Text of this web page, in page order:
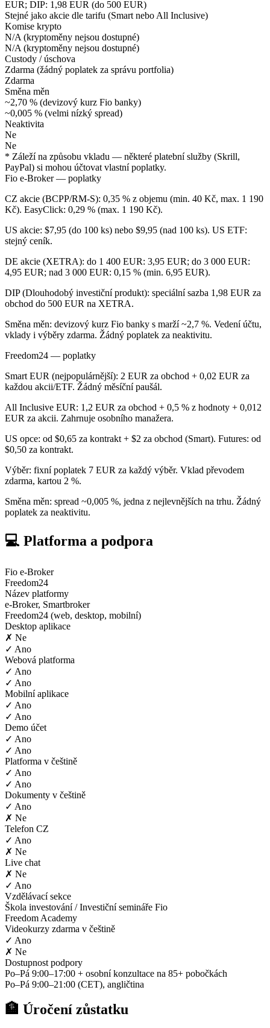
EUR; DIP: 1,98 EUR (do 500 EUR)
Stejné jako akcie dle tarifu (Smart nebo All Inclusive)
Komise krypto
N/A (kryptoměny nejsou dostupné)
N/A (kryptoměny nejsou dostupné)
Custody / úschova
Zdarma (žádný poplatek za správu portfolia)
Zdarma
Směna měn
~2,70 % (devizový kurz Fio banky)
~0,005 % (velmi nízký spread)
Neaktivita
Ne
Ne
* Záleží na způsobu vkladu — některé platební služby (Skrill,
PayPal) si mohou účtovat vlastní poplatky.
Fio e-Broker — poplatky
CZ akcie (BCPP/RM-S): 0,35 % z objemu (min. 40 Kč, max. 1 190
Kč). EasyClick: 0,29 % (max. 1 190 Kč).
US akcie: $7,95 (do 100 ks) nebo $9,95 (nad 100 ks). US ETF:
stejný ceník.
DE akcie (XETRA): do 1 400 EUR: 3,95 EUR; do 3 000 EUR:
4,95 EUR; nad 3 000 EUR: 0,15 % (min. 6,95 EUR).
DIP (Dlouhodobý investiční produkt): speciální sazba 1,98 EUR za
obchod do 500 EUR na XETRA.
Směna měn: devizový kurz Fio banky s marží ~2,7 %. Vedení účtu,
vklady i výběry zdarma. Žádný poplatek za neaktivitu.
Freedom24 — poplatky
Smart EUR (nejpopulárnější): 2 EUR za obchod + 0,02 EUR za
každou akcii/ETF. Žádný měsíční paušál.
All Inclusive EUR: 1,2 EUR za obchod + 0,5 % z hodnoty + 0,012
EUR za akcii. Zahrnuje osobního manažera.
US opce: od $0,65 za kontrakt + $2 za obchod (Smart). Futures: od
$0,50 za kontrakt.
Výběr: fixní poplatek 7 EUR za každý výběr. Vklad převodem
zdarma, kartou 2 %.
Směna měn: spread ~0,005 %, jedna z nejlevnějších na trhu. Žádný
poplatek za neaktivitu.
💻 Platforma a podpora
Fio e-Broker
Freedom24
Název platformy
e-Broker, Smartbroker
Freedom24 (web, desktop, mobilní)
Desktop aplikace
✗ Ne
✓ Ano
Webová platforma
✓ Ano
✓ Ano
Mobilní aplikace
✓ Ano
✓ Ano
Demo účet
✓ Ano
✓ Ano
Platforma v češtině
✓ Ano
✓ Ano
Dokumenty v češtině
✓ Ano
✗ Ne
Telefon CZ
✓ Ano
✗ Ne
Live chat
✗ Ne
✓ Ano
Vzdělávací sekce
Škola investování / Investiční semináře Fio
Freedom Academy
Videokurzy zdarma v češtině
✓ Ano
✗ Ne
Dostupnost podpory
Po–Pá 9:00–17:00 + osobní konzultace na 85+ pobočkách
Po–Pá 9:00–21:00 (CET), angličtina
🏦 Úročení zůstatku